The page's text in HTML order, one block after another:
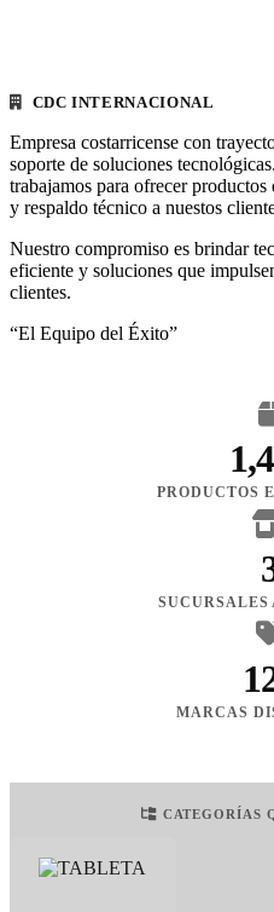
CDC INTERNACIONAL
Empresa costarricense con
soporte de soluciones
trabajamos para ofrecer
y respaldo técnico a nuestos
Nuestro compromiso es brindar
eficiente y soluciones que
clientes.
“El Equipo del Éxito”
PRODUCTOS
SUCURSALES
MARCAS
CATEGORÍAS